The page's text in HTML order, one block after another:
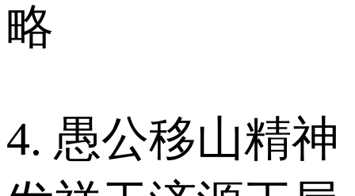
略
4. 愚公移山精神